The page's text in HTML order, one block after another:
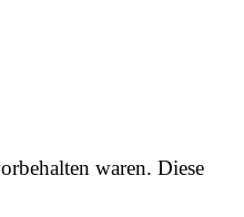
waren. Diese